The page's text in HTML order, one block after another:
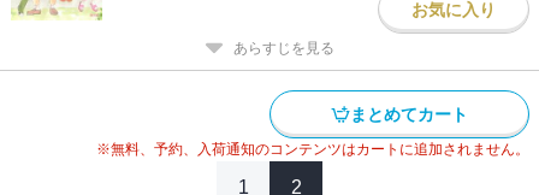
お気に入り
あらすじを見る
まとめてカート
※無料、予約、入荷通知のコンテンツはカートに追加されません。
1 2